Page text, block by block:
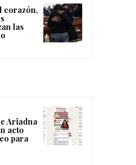
corazón,
las
Ariadna
acto
para